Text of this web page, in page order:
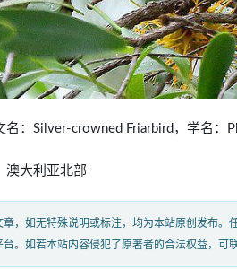
名：Silver-crowned Friarbird，学名：
澳大利亚北部
章，如无特殊说明或标注，均为本站原创发布
。如若本站内容侵犯了原著者的合法权益，可